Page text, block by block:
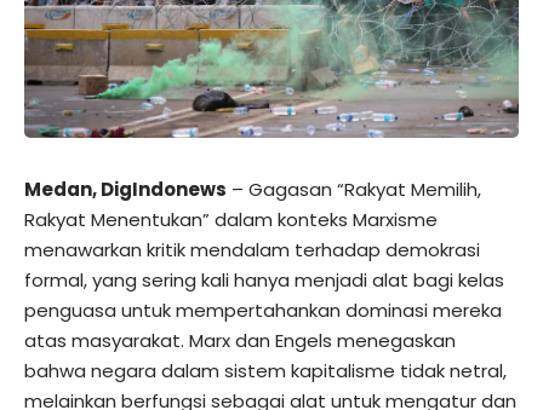
Medan, DigIndonews – Gagasan “Rakyat Memilih,
Rakyat Menentukan” dalam konteks Marxisme
menawarkan kritik mendalam terhadap demokrasi
formal, yang sering kali hanya menjadi alat bagi kelas
penguasa untuk mempertahankan dominasi mereka
atas masyarakat. Marx dan Engels menegaskan
bahwa negara dalam sistem kapitalisme tidak netral,
melainkan berfungsi sebagai alat untuk mengatur dan